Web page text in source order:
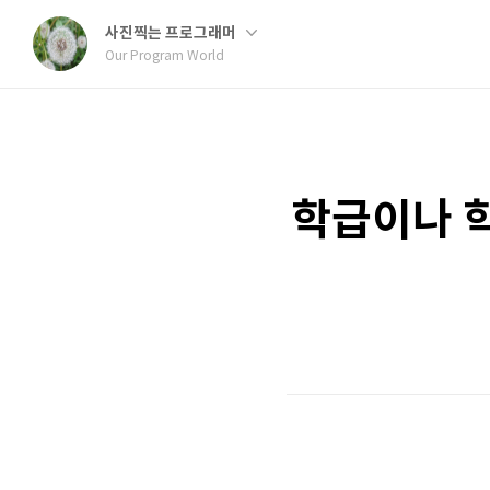
사진찍는 프로그래머
Our Program World
학급이나